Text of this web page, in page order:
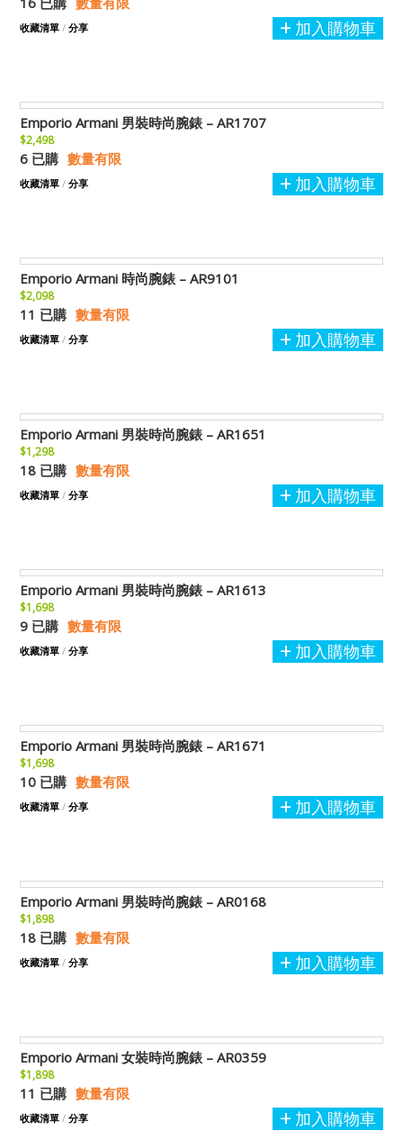
加入購物車
收藏清單 / 分享
Emporio Armani 男裝時尚腕錶 – AR1707
$2,498
6 已購 數量有限
加入購物車
收藏清單 / 分享
Emporio Armani 時尚腕錶 – AR9101
$2,098
11 已購 數量有限
加入購物車
收藏清單 / 分享
Emporio Armani 男裝時尚腕錶 – AR1651
$1,298
18 已購 數量有限
加入購物車
收藏清單 / 分享
Emporio Armani 男裝時尚腕錶 – AR1613
$1,698
9 已購 數量有限
加入購物車
收藏清單 / 分享
Emporio Armani 男裝時尚腕錶 – AR1671
$1,698
10 已購 數量有限
加入購物車
收藏清單 / 分享
Emporio Armani 男裝時尚腕錶 – AR0168
$1,898
18 已購 數量有限
加入購物車
收藏清單 / 分享
Emporio Armani 女裝時尚腕錶 – AR0359
$1,898
11 已購 數量有限
加入購物車
收藏清單 / 分享